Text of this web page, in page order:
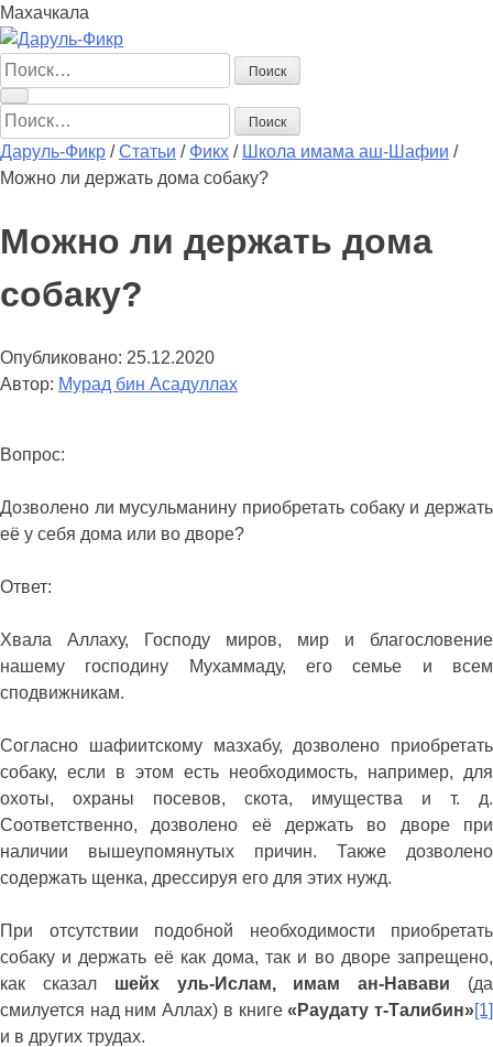
Махачкала
Найти:
Найти:
Даруль-Фикр /Статьи / Фикх / Школа имама аш-Шафии /
Можно ли держать дома собаку?
Можно ли держать дома
собаку?
Опубликовано: 25.12.2020
Автор: Мурад бин Асадуллах
Вопрос:
Дозволено ли мусульманину приобретать собаку и держать
её у себя дома или во дворе?
Ответ:
Хвала Аллаху, Господу миров, мир и благословение
нашему господину Мухаммаду, его семье и всем
сподвижникам.
Согласно шафиитскому мазхабу, дозволено приобретать
собаку, если в этом есть необходимость, например, для
охоты, охраны посевов, скота, имущества и т. д.
Соответственно, дозволено её держать во дворе при
наличии вышеупомянутых причин. Также дозволено
содержать щенка, дрессируя его для этих нужд.
При отсутствии подобной необходимости приобретать
собаку и держать её как дома, так и во дворе запрещено,
как сказал шейх уль-Ислам, имам ан-Навави (да
смилуется над ним Аллах) в книге«Раудату т-Талибин»[1]
и в других трудах.